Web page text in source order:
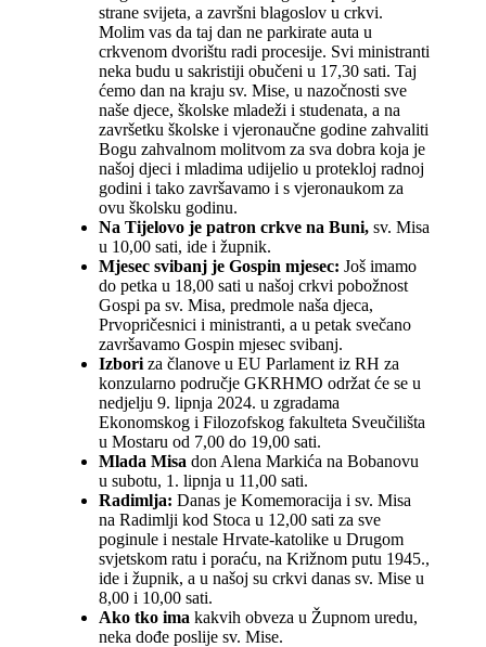
strane svijeta, a završni blagoslov u crkvi.
Molim vas da taj dan ne parkirate auta u
crkvenom dvorištu radi procesije. Svi ministranti
neka budu u sakristiji obučeni u 17,30 sati. Taj
ćemo dan na kraju sv. Mise, u nazočnosti sve
naše djece, školske mladeži i studenata, a na
završetku školske i vjeronaučne godine zahvaliti
Bogu zahvalnom molitvom za sva dobra koja je
našoj djeci i mladima udijelio u protekloj radnoj
godini i tako završavamo i s vjeronaukom za
ovu školsku godinu.
Na Tijelovo je patron crkve na Buni, sv. Misa
u 10,00 sati, ide i župnik.
Mjesec svibanj je Gospin mjesec: Još imamo
do petka u 18,00 sati u našoj crkvi pobožnost
Gospi pa sv. Misa, predmole naša djeca,
Prvopričesnici i ministranti, a u petak svečano
završavamo Gospin mjesec svibanj.
Izbori za članove u EU Parlament iz RH za
konzularno područje GKRHMO održat će se u
nedjelju 9. lipnja 2024. u zgradama
Ekonomskog i Filozofskog fakulteta Sveučilišta
u Mostaru od 7,00 do 19,00 sati.
Mlada Misa don Alena Markića na Bobanovu
u subotu, 1. lipnja u 11,00 sati.
Radimlja: Danas je Komemoracija i sv. Misa
na Radimlji kod Stoca u 12,00 sati za sve
poginule i nestale Hrvate-katolike u Drugom
svjetskom ratu i poraću, na Križnom putu 1945.,
ide i župnik, a u našoj su crkvi danas sv. Mise u
8,00 i 10,00 sati.
Ako tko ima kakvih obveza u Župnom uredu,
neka dođe poslije sv. Mise.